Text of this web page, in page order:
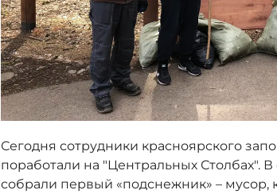
Сегодня сотрудники красноярского
поработали на "Центральных Столбах".
собрали первый «подснежник» – мусор,